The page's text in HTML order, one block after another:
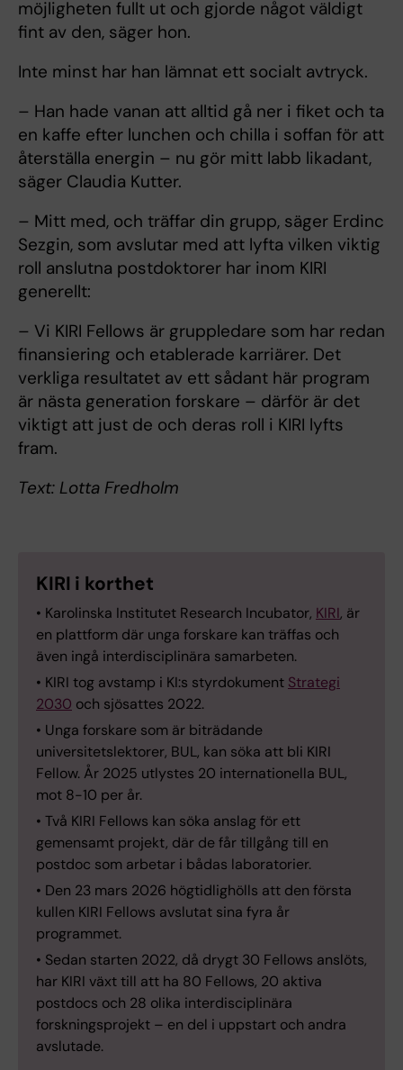
möjligheten fullt ut och gjorde något väldigt
fint av den, säger hon.
Inte minst har han lämnat ett socialt avtryck.
– Han hade vanan att alltid gå ner i fiket och ta
en kaffe efter lunchen och chilla i soffan för att
återställa energin – nu gör mitt labb likadant,
säger Claudia Kutter.
– Mitt med, och träffar din grupp, säger Erdinc
Sezgin, som avslutar med att lyfta vilken viktig
roll anslutna postdoktorer har inom KIRI
generellt:
– Vi KIRI Fellows är gruppledare som har redan
finansiering och etablerade karriärer. Det
verkliga resultatet av ett sådant här program
är nästa generation forskare – därför är det
viktigt att just de och deras roll i KIRI lyfts
fram.
Text: Lotta Fredholm
KIRI i korthet
• Karolinska Institutet Research Incubator, KIRI, är
en plattform där unga forskare kan träffas och
även ingå interdisciplinära samarbeten.
• KIRI tog avstamp i KI:s styrdokument Strategi
2030 och sjösattes 2022.
• Unga forskare som är biträdande
universitetslektorer, BUL, kan söka att bli KIRI
Fellow. År 2025 utlystes 20 internationella BUL,
mot 8-10 per år.
• Två KIRI Fellows kan söka anslag för ett
gemensamt projekt, där de får tillgång till en
postdoc som arbetar i bådas laboratorier.
• Den 23 mars 2026 högtidlighölls att den första
kullen KIRI Fellows avslutat sina fyra år
programmet.
• Sedan starten 2022, då drygt 30 Fellows anslöts,
har KIRI växt till att ha 80 Fellows, 20 aktiva
postdocs och 28 olika interdisciplinära
forskningsprojekt – en del i uppstart och andra
avslutade.